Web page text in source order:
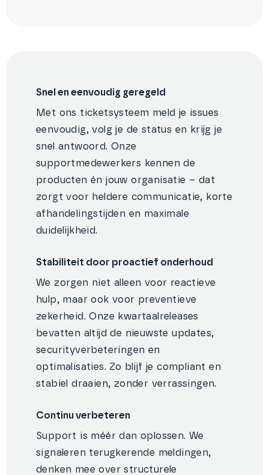
Snel en eenvoudig geregeld
Met ons ticketsysteem meld je issues
eenvoudig, volg je de status en krijg je
snel antwoord. Onze
supportmedewerkers kennen de
producten én jouw organisatie – dat
zorgt voor heldere communicatie, korte
afhandelingstijden en maximale
duidelijkheid.
Stabiliteit door proactief onderhoud
We zorgen niet alleen voor reactieve
hulp, maar ook voor preventieve
zekerheid. Onze kwartaalreleases
bevatten altijd de nieuwste updates,
securityverbeteringen en
optimalisaties. Zo blijf je compliant en
stabiel draaien, zonder verrassingen.
Continu verbeteren
Support is méér dan oplossen. We
signaleren terugkerende meldingen,
denken mee over structurele